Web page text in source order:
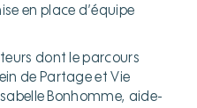
en place d’équipe
dont le parcours
de Partage et Vie
Bonhomme, aide-